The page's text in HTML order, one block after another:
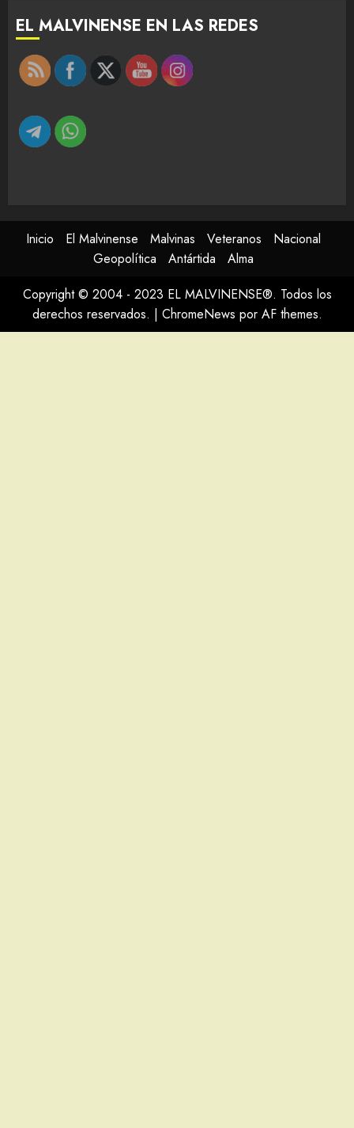
EL MALVINENSE EN LAS REDES
Inicio El Malvinense Malvinas Veteranos
Nacional
Geopolítica
Antártida
Alma
Copyright © 2004 - 2023 EL MALVINENSE®. Todos los
derechos reservados. | ChromeNews por AF themes.